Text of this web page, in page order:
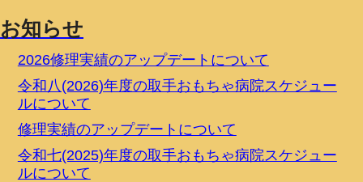
お知らせ
2026修理実績のアップデートについて
令和八(2026)年度の取手おもちゃ病院スケジュー
ルについて
修理実績のアップデートについて
令和七(2025)年度の取手おもちゃ病院スケジュー
ルについて